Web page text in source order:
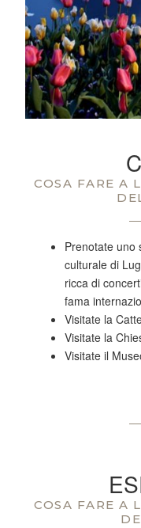
COSA FARE A
Prenotate uno
culturale di
ricca di
fama
Visitate la
Visitate la
Visitate il
COSA FARE A